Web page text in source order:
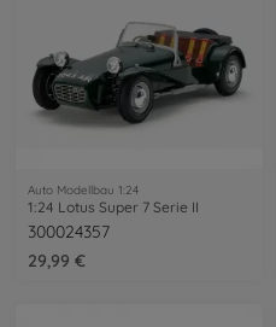
Auto Modellbau 1:24
1:24 Lotus Super 7 Serie II
300024357
29,99 €